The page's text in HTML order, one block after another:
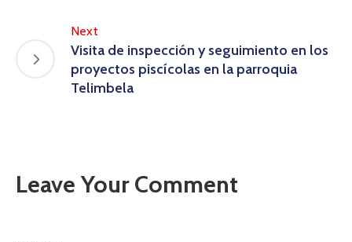
Next
Visita de inspección y seguimiento en los
proyectos piscícolas en la parroquia
Telimbela
Leave Your Comment